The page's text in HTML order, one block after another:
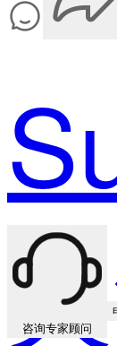
咨询专家顾问